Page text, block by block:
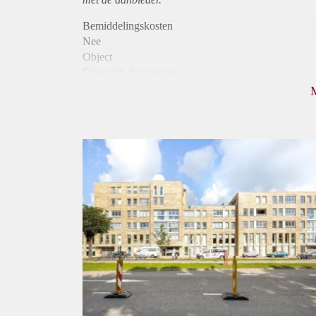
Bemiddelingskosten
Nee
Object
Huurtoeslag
Niet mogelijk
Inkomen eis
3,0 X Maandhuur Bruto
Huurtermijn
Onbepaalde termijn
Oplevering
Kaal